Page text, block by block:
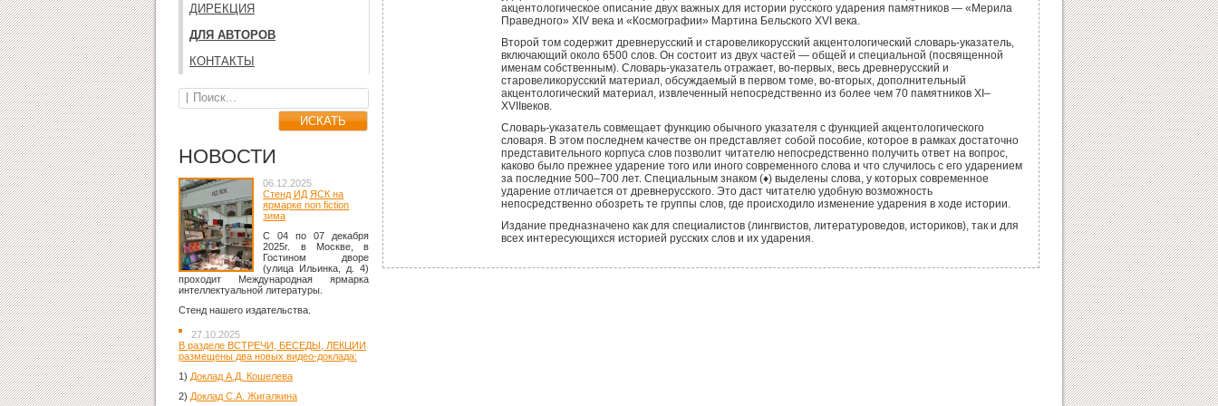
ДИРЕКЦИЯ
ДЛЯ АВТОРОВ
КОНТАКТЫ
НОВОСТИ
06.12.2025
Стенд ИД ЯСК на
ярмарке non fiction
зима
C 04 по 07 декабря
2025г. в Москве, в
Гостином дворе
(улица Ильинка, д. 4)
проходит Международная ярмарка
интеллектуальной литературы.
Стенд нашего издательства.
27.10.2025
В разделе ВСТРЕЧИ, БЕСЕДЫ, ЛЕКЦИИ
размещены два новых видео-доклада:
1) Доклад А.Д. Кошелева
2) Доклад С.А. Жигалкина
акцентологическое описание двух важных для истории русского ударения памятников — «Мерила
Праведного» XIV века и «Космографии» Мартина Бельского XVI века.
Второй том содержит древнерусский и старовеликорусский акцентологический словарь-указатель,
включающий около 6500 слов. Он состоит из двух частей — общей и специальной (посвященной
именам собственным). Словарь-указатель отражает, во-первых, весь древнерусский и
старовеликорусский материал, обсуждаемый в первом томе, во-вторых, дополнительный
акцентологический материал, извлеченный непосредственно из более чем 70 памятников XI –
XVII веков.
Словарь-указатель совмещает функцию обычного указателя с функцией акцентологического
словаря. В этом последнем качестве он представляет собой пособие, которое в рамках достаточно
представительного корпуса слов позволит читателю непосредственно получить ответ на вопрос,
каково было прежнее ударение того или иного современного слова и что случилось с его ударением
за последние 500–700 лет. Специальным знаком (♦) выделены слова, у которых современное
ударение отличается от древнерусского. Это даст читателю удобную возможность
непосредственно обозреть те группы слов, где происходило изменение ударения в ходе истории.
Издание предназначено как для специалистов (лингвистов, литературоведов, историков), так и для
всех интересующихся историей русских слов и их ударения.